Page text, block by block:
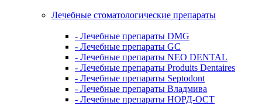
Лечебные стоматологические препараты
- Лечебные препараты DMG
- Лечебные препараты GC
- Лечебные препараты NEO DENTAL
- Лечебные препараты Produits Dentaires
- Лечебные препараты Septodont
- Лечебные препараты Владмива
- Лечебные препараты НОРД-ОСТ